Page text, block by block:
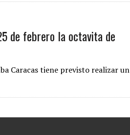
de febrero la octavita de
Caracas tiene previsto realizar un